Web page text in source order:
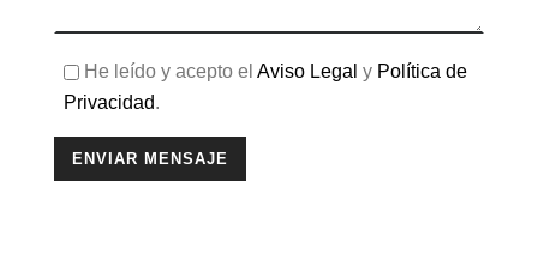
He leído y acepto el Aviso Legal y Política de
Privacidad.